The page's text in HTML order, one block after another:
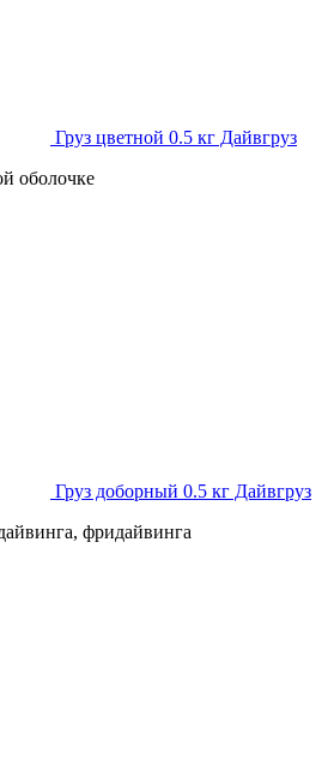
Груз цветной 0.5 кг Дайвгруз
оболочке
Груз доборный 0.5 кг Дайвгруз
фридайвинга